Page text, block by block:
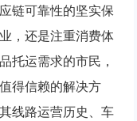
链可靠性的坚实保
，还是注重消费体
托运需求的市民，
得信赖的解决方
线路运营历史、车